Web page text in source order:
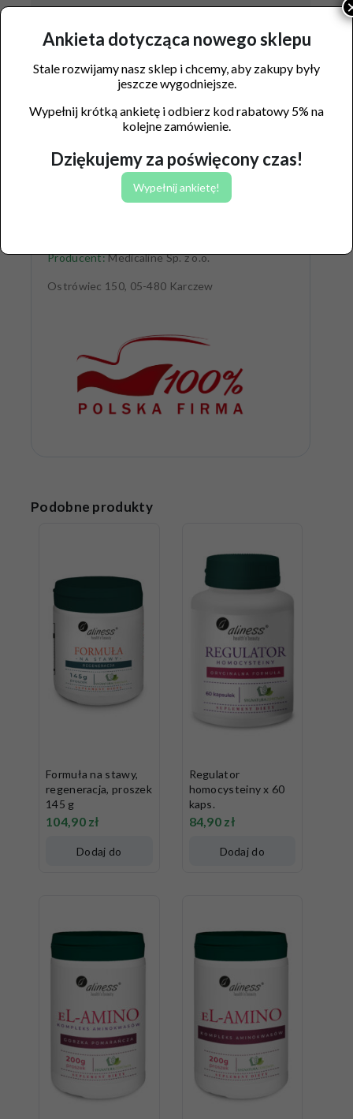
Skład
Sposób użycia
Ważne informacje
Producent:Medicaline Sp. z o.o.
Ostrówiec 150, 05-480 Karczew
Podobne produkty
Formuła na stawy,
regeneracja, proszek
145 g
104,90 zł
Dodaj do
Regulator
homocysteiny x 60
kaps.
84,90 zł
Dodaj do
Ankieta dotycząca nowego sklepu
Stale rozwijamy nasz sklep i chcemy, aby zakupy były
jeszcze wygodniejsze.
Wypełnij krótką ankietę i odbierz kod rabatowy 5% na
kolejne zamówienie.
Dziękujemy za poświęcony czas!
Wypełnij ankietę!